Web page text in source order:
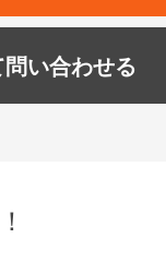
い合わせる